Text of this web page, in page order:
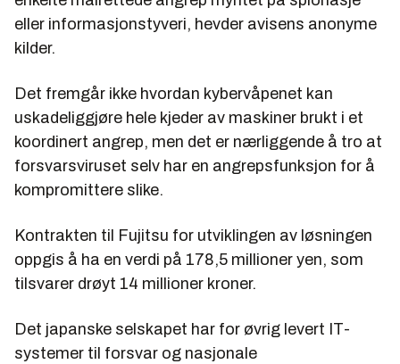
eller informasjonstyveri, hevder avisens anonyme
kilder.
Det fremgår ikke hvordan kybervåpenet kan
uskadeliggjøre hele kjeder av maskiner brukt i et
koordinert angrep, men det er nærliggende å tro at
forsvarsviruset selv har en angrepsfunksjon for å
kompromittere slike.
Kontrakten til Fujitsu for utviklingen av løsningen
oppgis å ha en verdi på 178,5 millioner yen, som
tilsvarer drøyt 14 millioner kroner.
Det japanske selskapet har for øvrig levert IT-
systemer til forsvar og nasjonale